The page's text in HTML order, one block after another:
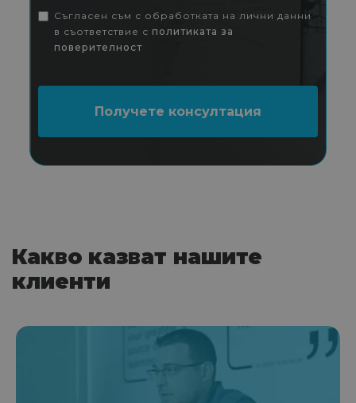
Съгласен съм с обработката на лични данни
в съответствие с политиката за
поверителност
Какво казват нашите
клиенти